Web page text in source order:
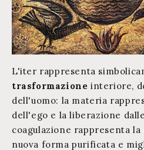
L'iter rappresenta
trasformazione interiore,
dell'uomo: la materia
dell'ego e la liberazione
coagulazione rappresenta
nuova forma purificata e